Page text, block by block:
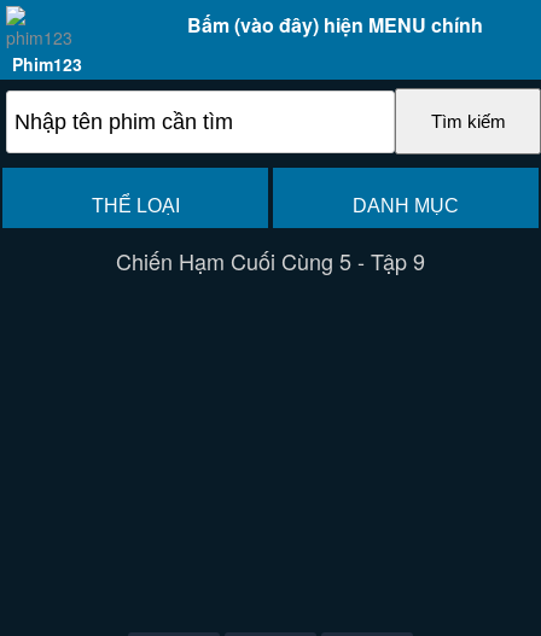
Bấm (vào đây) hiện MENU chính
Phim123
THỂ LOẠI DANH MỤC
Chiến Hạm Cuối Cùng 5 - Tập 9